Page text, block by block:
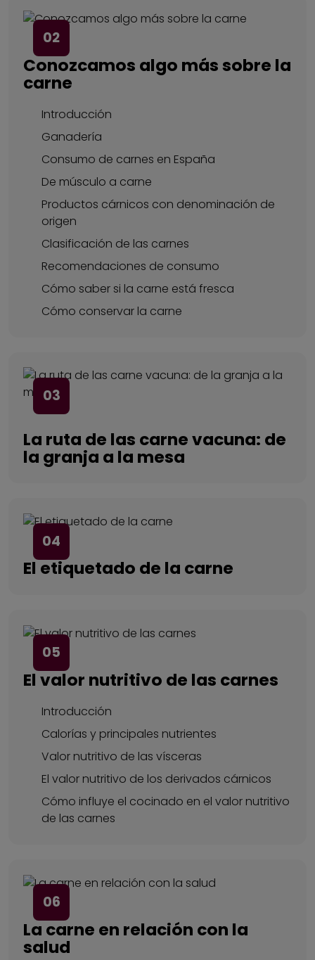
02
Conozcamos algo más sobre la
carne
Introducción
Ganadería
Consumo de carnes en España
De músculo a carne
Productos cárnicos con denominación de
origen
Clasificación de las carnes
Recomendaciones de consumo
Cómo saber si la carne está fresca
Cómo conservar la carne
03
La ruta de las carne vacuna: de
la granja a la mesa
04
El etiquetado de la carne
05
El valor nutritivo de las carnes
Introducción
Calorías y principales nutrientes
Valor nutritivo de las vísceras
El valor nutritivo de los derivados cárnicos
Cómo influye el cocinado en el valor nutritivo
de las carnes
06
La carne en relación con la
salud